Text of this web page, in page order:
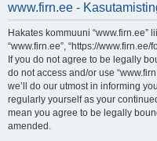
www.firn.ee -
Hakates kommuuni “www.firn.ee”
“www.firn.ee”, “https://
If you do not agree to be legally
do not access and/or use
we’ll do our utmost in informing
regularly yourself as your
mean you agree to be legally
amended.